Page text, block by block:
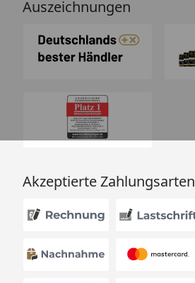
Auszeichnungen
Akzeptierte Zahlungsarten